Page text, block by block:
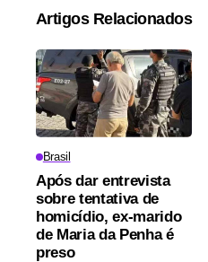
Artigos Relacionados
Brasil
Após dar entrevista
sobre tentativa de
homicídio, ex-marido
de Maria da Penha é
preso